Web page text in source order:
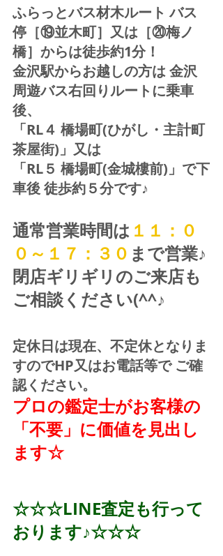
ふらっとバス材木ルート バス
停［⑲並木町］又は［⑳梅ノ
橋］からは徒歩約1分！
金沢駅からお越しの方は 金沢
周遊バス右回りルートに乗車
後、
「RL４ 橋場町(ひがし・主計町
茶屋街)」又は
「RL５ 橋場町(金城樓前)」で下
車後 徒歩約５分です♪
通常営業時間は １１：０
０～１７：３０ まで営業♪
閉店ギリギリのご来店も
ご相談ください(^^♪
定休日は現在、不定休となりま
すのでHP又はお電話等で ご確
認ください。
プロの鑑定士がお客様の
「不要」に価値を見出し
ます☆
☆☆☆LINE査定も行って
おります♪☆☆☆